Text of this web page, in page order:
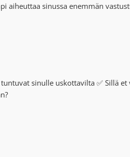
aiheuttaa sinussa enemmän
sinulle uskottavilta ✅ Sillä et